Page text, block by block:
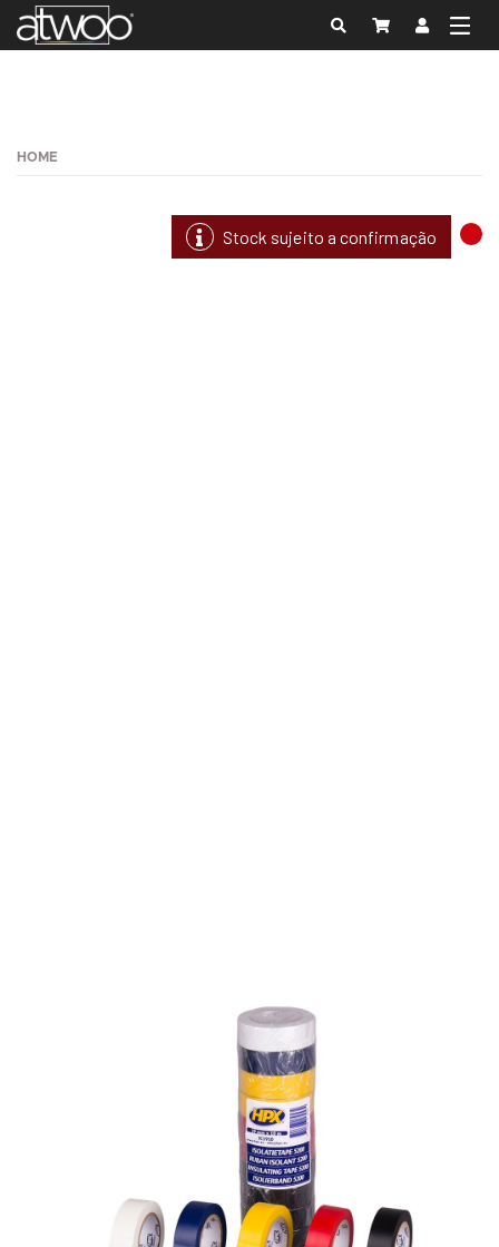
HOME
Stock sujeito a confirmação